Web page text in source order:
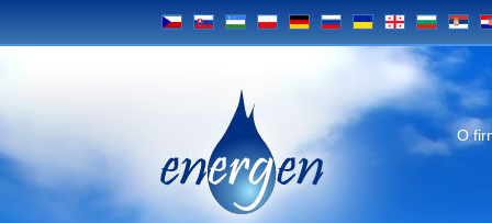
CS SK UZ PL DE RU UA GE BG SRB
Energen
O